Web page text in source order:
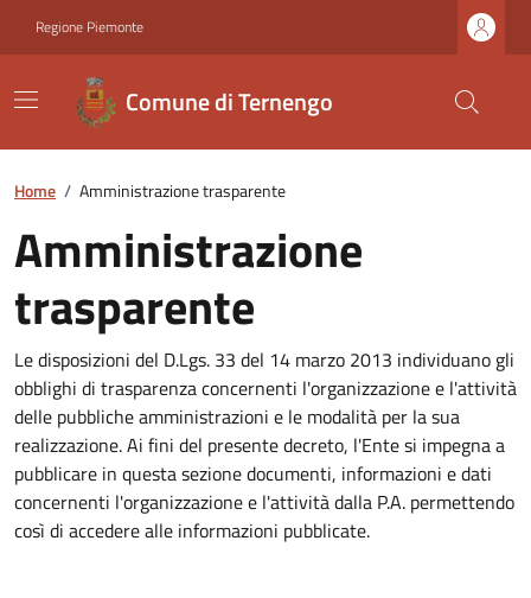
Regione Piemonte
Comune di Ternengo
Home / Amministrazione trasparente
Amministrazione
trasparente
Le disposizioni del D.Lgs. 33 del 14 marzo 2013 individuano gli
obblighi di trasparenza concernenti l'organizzazione e l'attività
delle pubbliche amministrazioni e le modalità per la sua
realizzazione. Ai fini del presente decreto, l'Ente si impegna a
pubblicare in questa sezione documenti, informazioni e dati
concernenti l'organizzazione e l'attività dalla P.A. permettendo
così di accedere alle informazioni pubblicate.